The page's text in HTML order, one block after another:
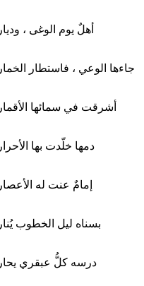
أهلٌ يوم الوغى ، وديار
جاءها الوعي ، فاستطار الخمار
أشرقت في سمائها الأقمار
دمها خلّدت بها الأحرار
إمامٌ عنت له الأعصار
بسناه ليل الخطوب يُنار
درسه كلُّ عبقري يحار